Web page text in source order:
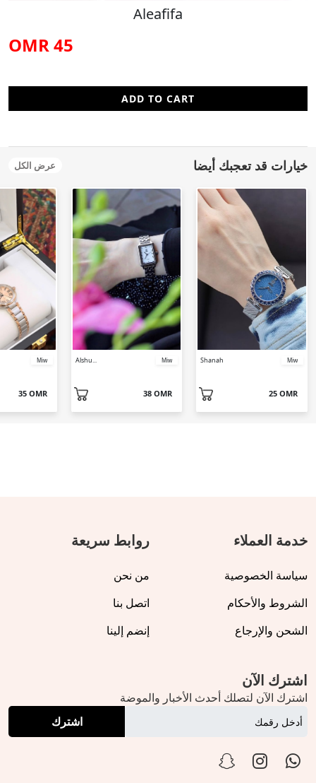
Aleafifa
45 OMR
ADD TO CART
خيارات قد تعجبك أيضا عرض الكل
Miw
Shanah
25 OMR
Miw
Alshu...
38 OMR
Miw
35 OMR
خدمة العملاء
سياسة الخصوصية
الشروط والأحكام
الشحن والإرجاع
روابط سريعة
من نحن
اتصل بنا
إنضم إلينا
اشترك الآن
اشترك الآن لتصلك أحدث الأخبار والموضة
اشترك